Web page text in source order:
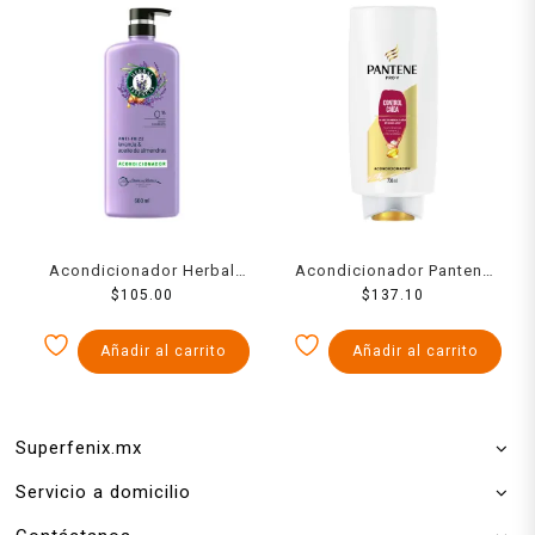
Acondicionador Herbal
Essences Anti-Frizz
almendras 600 ml
$105.00
Añadir al carrito
Acondicionador Pantene
Pro-V Control caída 700 ml
$137.10
Añadir al carrito
Superfenix.mx
Servicio a domicilio